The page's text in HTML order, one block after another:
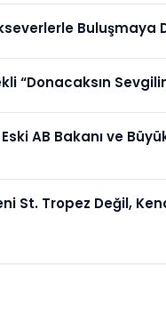
Buluşmaya
“Donacaksın
AB Bakanı ve
St. Tropez Değil,